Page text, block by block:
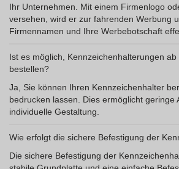
Ihr Unternehmen. Mit einem Firmenlogo
versehen, wird er zur fahrenden Werbung
Firmennamen und Ihre Werbebotschaft
Ist es möglich, Kennzeichenhalterungen ab
bestellen?
Ja, Sie können Ihren Kennzeichenhalter
bedrucken lassen. Dies ermöglicht geringe
individuelle Gestaltung.
Wie erfolgt die sichere Befestigung der
Die sichere Befestigung der